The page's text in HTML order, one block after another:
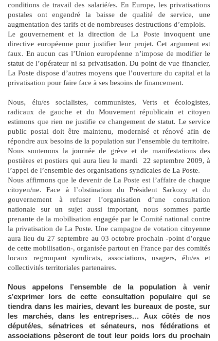
conditions de travail des salarié/es. En Europe, les privatisations
postales ont engendré la baisse de qualité de service, une
augmentation des tarifs et de nombreuses destructions d’emplois.
Le gouvernement et la direction de La Poste invoquent une
directive européenne pour justifier leur projet. Cet argument est
faux. En aucun cas l’Union européenne n’impose de modifier le
statut de l’opérateur ni sa privatisation. Du point de vue financier,
La Poste dispose d’autres moyens que l’ouverture du capital et la
privatisation pour faire face à ses besoins de financement.
Nous, élu/es socialistes, communistes, Verts et écologistes,
radicaux de gauche et du Mouvement républicain et citoyen
estimons que rien ne justifie ce changement de statut. Le service
public postal doit être maintenu, modernisé et rénové afin de
répondre aux besoins de la population sur l’ensemble du territoire.
Nous soutenons la journée de grève et de manifestations des
postières et postiers qui aura lieu le mardi
22 septembre 2009, à
l’appel de l’ensemble des organisations syndicales de La Poste.
Nous affirmons que le devenir de La Poste est l’affaire de chaque
citoyen/ne. Face à l’obstination du Président Sarkozy et du
gouvernement à refuser l’organisation d’une consultation
nationale sur un sujet aussi important, nous sommes partie
prenante de la mobilisation engagée par le Comité national contre
la privatisation de La Poste. Une campagne de votation citoyenne
aura lieu du 27 septembre au 03 octobre prochain -point d’orgue
de cette mobilisation-, organisée partout en France par des comités
locaux regroupant syndicats, associations, usagers, élu/es et
collectivités territoriales partenaires.
Nous appelons l’ensemble de la population à venir
s’exprimer lors de cette consultation populaire qui se
tiendra dans les mairies, devant les bureaux de poste, sur
les marchés, dans les entreprises… Aux côtés de nos
député/es, sénatrices et sénateurs, nos fédérations et
associations pèseront de tout leur poids lors du prochain